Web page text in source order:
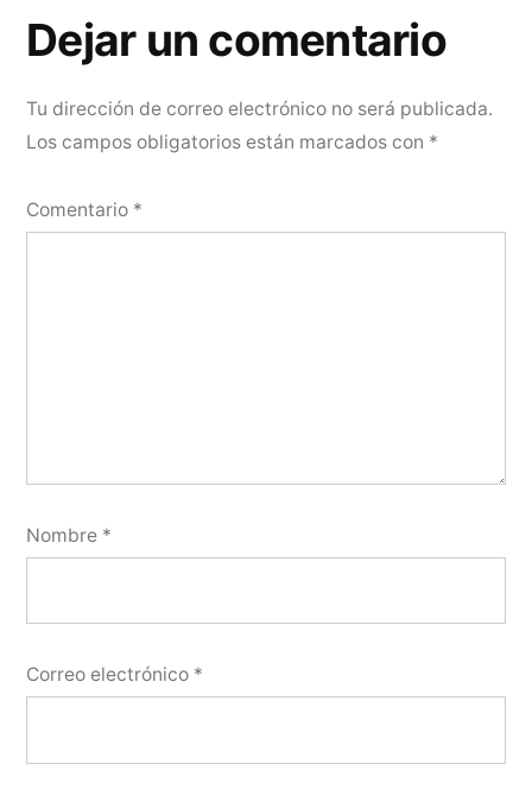
un
comentario
Tu dirección de correo electrónico no será publicada.
Los campos obligatorios están marcados con *
Comentario *
Nombre *
Correo electrónico *
Dejar un comentario